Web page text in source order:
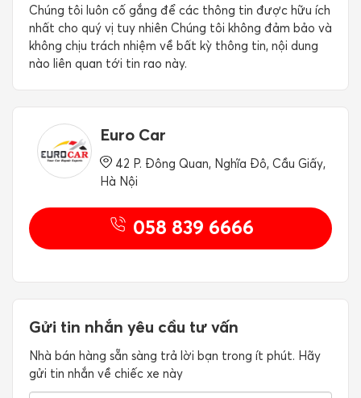
Chúng tôi luôn cố gắng để các thông tin được hữu ích
nhất cho quý vị tuy nhiên Chúng tôi không đảm bảo và
không chịu trách nhiệm về bất kỳ thông tin, nội dung
nào liên quan tới tin rao này.
Euro Car
42 P. Đông Quan, Nghĩa Đô, Cầu Giấy,
Hà Nội
058 839 6666
Gửi tin nhắn yêu cầu tư vấn
Nhà bán hàng sẵn sàng trả lời bạn trong ít phút. Hãy
gửi tin nhắn về chiếc xe này